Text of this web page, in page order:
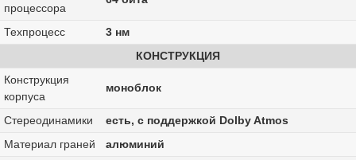
процессора
Техпроцесс
3 нм
КОНСТРУКЦИЯ
Конструкция
корпуса
моноблок
Стереодинамики
есть, с поддержкой Dolby Atmos
Материал граней
алюминий